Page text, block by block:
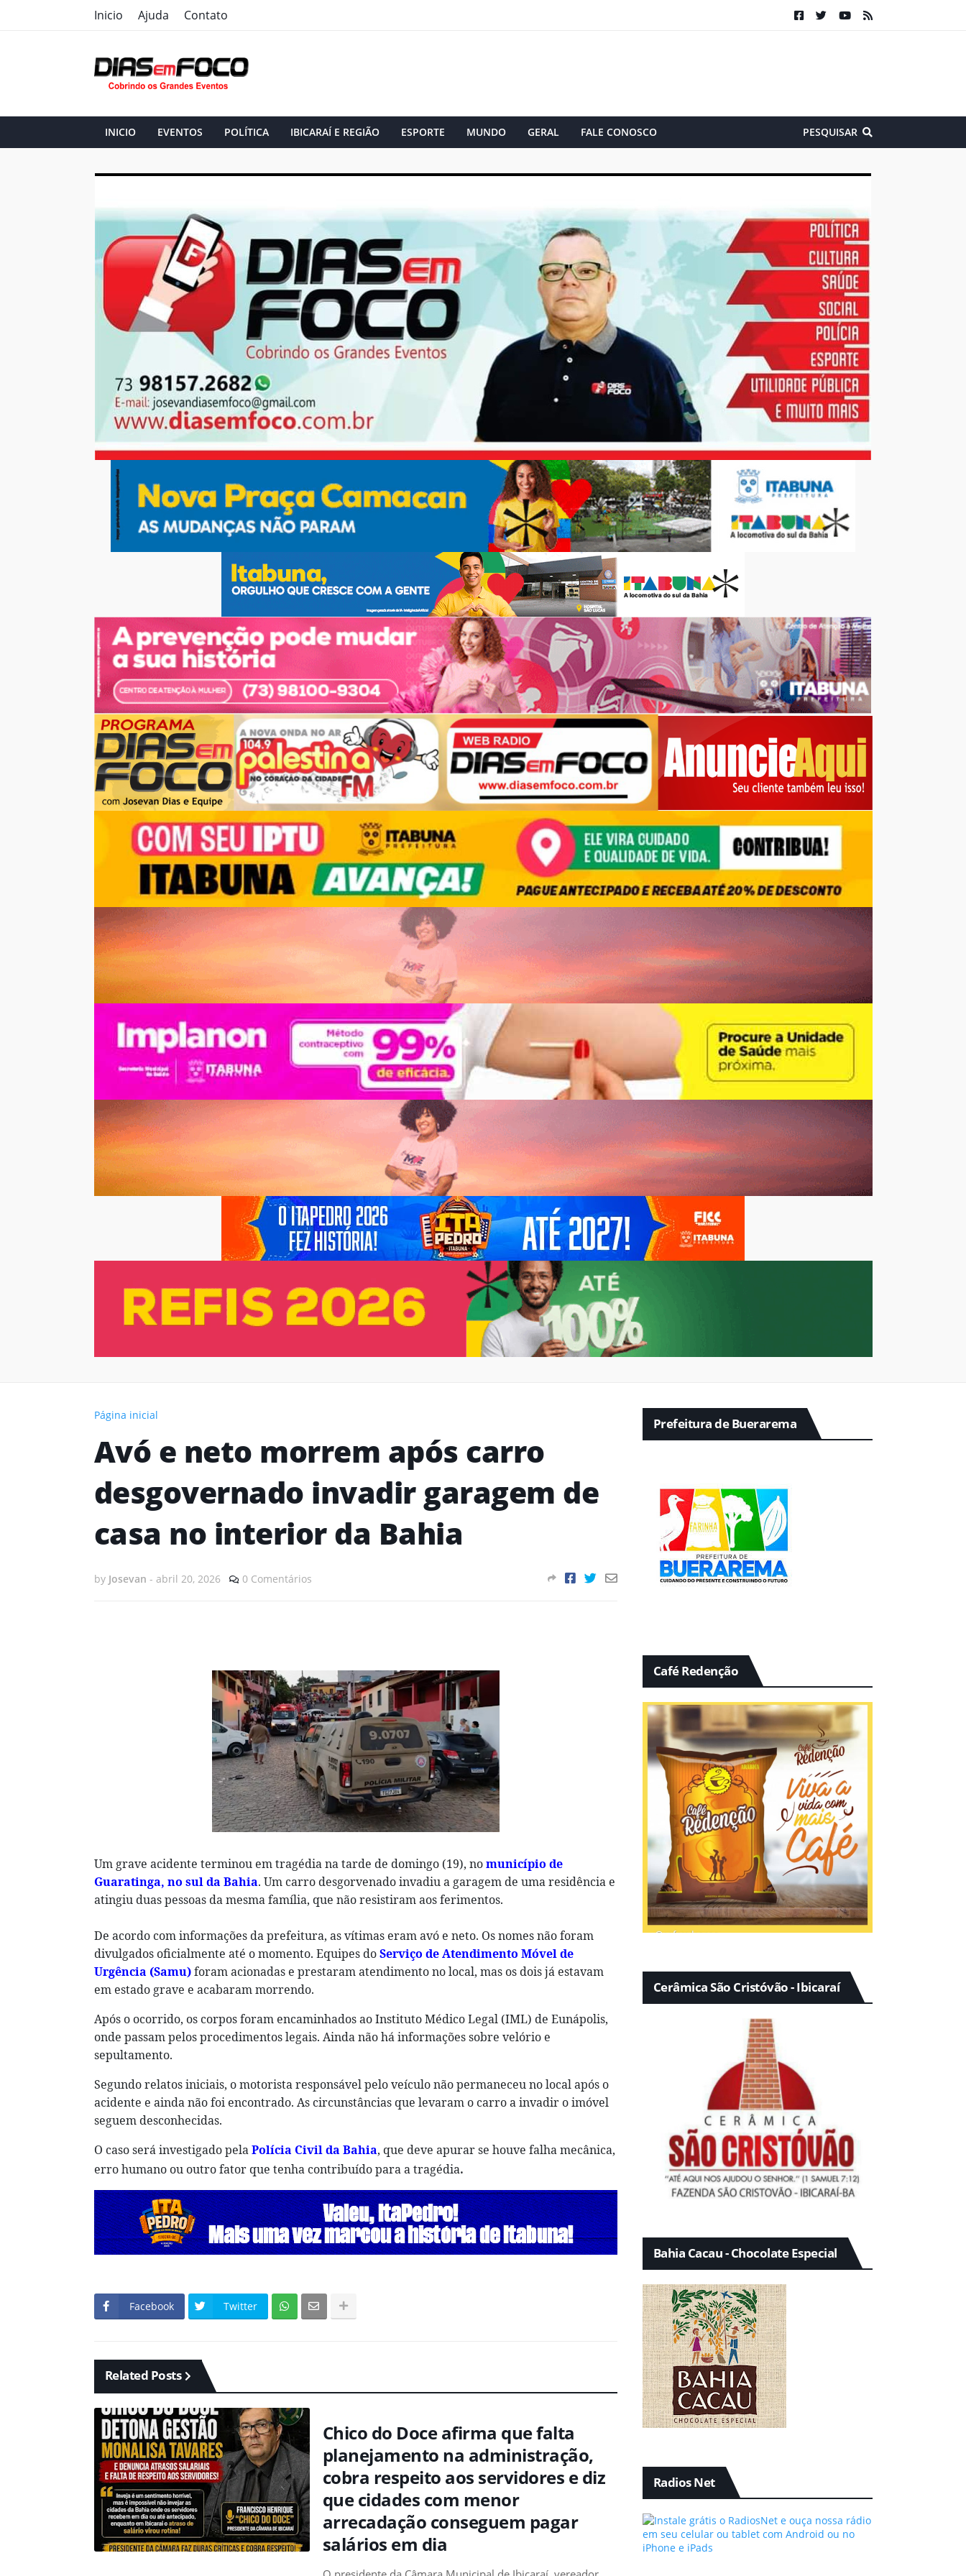
Inicio Ajuda Contato
INICIO EVENTOS POLÍTICA IBICARAÍ E REGIÃO ESPORTE MUNDO GERAL FALE CONOSCO PESQUISAR
Página inicial
Avó e neto morrem após carro
desgovernado invadir garagem de
casa no interior da Bahia
by Josevan - abril 20, 2026 0 Comentários
Um grave acidente terminou em tragédia na tarde de domingo (19), nomunicípio de
Guaratinga, no sul da Bahia. Um carro desgorvenado invadiu a garagem de uma residência e
atingiu duas pessoas da mesma família, que não resistiram aos ferimentos.
De acordo com informações da prefeitura, as vítimas eram avó e neto. Os nomes não foram
divulgados oficialmente até o momento. Equipes doServiço de Atendimento Móvel de
Urgência (Samu)foram acionadas e prestaram atendimento no local, mas os dois já estavam
em estado grave e acabaram morrendo.
Após o ocorrido, os corpos foram encaminhados ao Instituto Médico Legal (IML) de Eunápolis,
onde passam pelos procedimentos legais. Ainda não há informações sobre velório e
sepultamento.
Segundo relatos iniciais, o motorista responsável pelo veículo não permaneceu no local após o
acidente e ainda não foi encontrado. As circunstâncias que levaram o carro a invadir o imóvel
seguem desconhecidas.
O caso será investigado pelaPolícia Civil da Bahia, que deve apurar se houve falha mecânica,
erro humano ou outro fator que tenha contribuído para a tragédia.
Facebook Twitter
Related Posts
Chico do Doce afirma que falta
planejamento na administração,
cobra respeito aos servidores e diz
que cidades com menor
arrecadação conseguem pagar
salários em dia
Prefeitura de Buerarema
Café Redenção
Cerâmica São Cristóvão - Ibicaraí
Bahia Cacau - Chocolate Especial
Radios Net